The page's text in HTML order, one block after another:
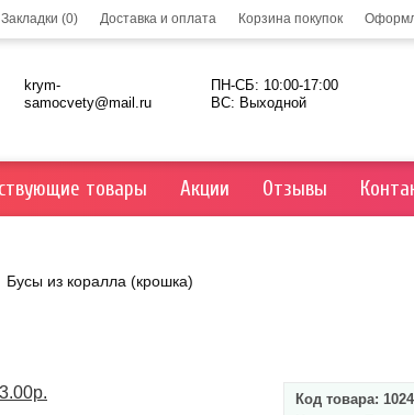
Закладки (0) Доставка и оплата Корзина покупок
krym-
samocvety@mail.ru
ПН-СБ: 10:00-17:00
ВС: Выходной
товары Акции Отзывы
Бусы из коралла (крошка)
Код товара: 1024